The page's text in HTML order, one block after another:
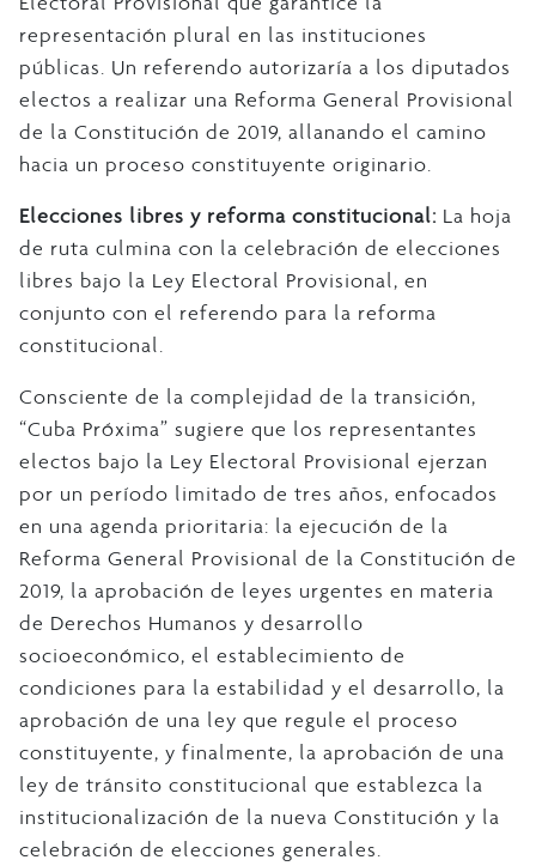
representación plural en las instituciones
públicas. Un referendo autorizaría a los diputados
electos a realizar una Reforma General Provisional
de la Constitución de 2019, allanando el camino
hacia un proceso constituyente originario.
Elecciones libres y reforma constitucional: La hoja
de ruta culmina con la celebración de elecciones
libres bajo la Ley Electoral Provisional, en
conjunto con el referendo para la reforma
constitucional.
Consciente de la complejidad de la transición,
“Cuba Próxima” sugiere que los representantes
electos bajo la Ley Electoral Provisional ejerzan
por un período limitado de tres años, enfocados
en una agenda prioritaria: la ejecución de la
Reforma General Provisional de la Constitución de
2019, la aprobación de leyes urgentes en materia
de Derechos Humanos y desarrollo
socioeconómico, el establecimiento de
condiciones para la estabilidad y el desarrollo, la
aprobación de una ley que regule el proceso
constituyente, y finalmente, la aprobación de una
ley de tránsito constitucional que establezca la
institucionalización de la nueva Constitución y la
celebración de elecciones generales.